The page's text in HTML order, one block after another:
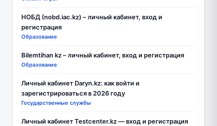
НОБД (nobd.iac.kz) – личный кабинет, вход и
регистрация
Образование
Bilemtihan kz – личный кабинет, вход и регистрация
Образование
Личный кабинет Daryn.kz: как войти и
зарегистрироваться в 2026 году
Государственные службы
Личный кабинет Testcenter.kz — вход и регистрация